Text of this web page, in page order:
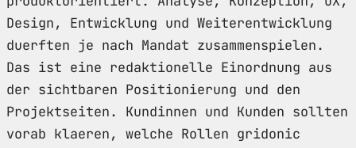
Design, Entwicklung und Weiterentwicklung
duerften je nach Mandat zusammenspielen.
Das ist eine redaktionelle Einordnung aus
der sichtbaren Positionierung und den
Projektseiten. Kundinnen und Kunden sollten
vorab klaeren, welche Rollen gridonic